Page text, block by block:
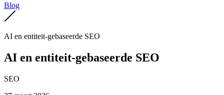
Blog
AI en entiteit-gebaseerde SEO
AI en entiteit-gebaseerde SEO
SEO